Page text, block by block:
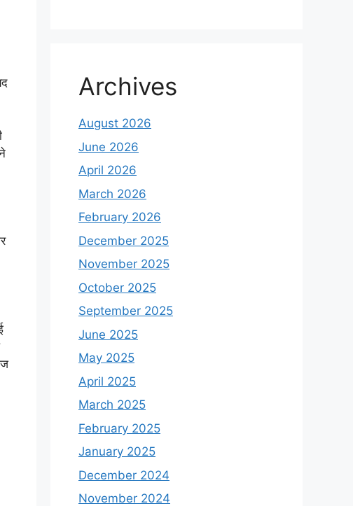
Archives
August 2026
June 2026
April 2026
March 2026
February 2026
December 2025
November 2025
October 2025
September 2025
June 2025
May 2025
April 2025
March 2025
February 2025
January 2025
December 2024
November 2024